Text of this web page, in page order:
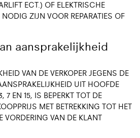
ECT.) OF ELEKTRISCHE
ZIJN VOOR REPARATIES OF
aansprakelijkheid
VAN DE VERKOPER JEGENS DE
UIT HOOFDE
7 EN 15, IS BEPERKT TOT DE
MET BETREKKING TOT HET
VORDERING VAN DE KLANT